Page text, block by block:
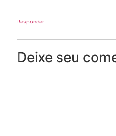
Responder
Deixe seu